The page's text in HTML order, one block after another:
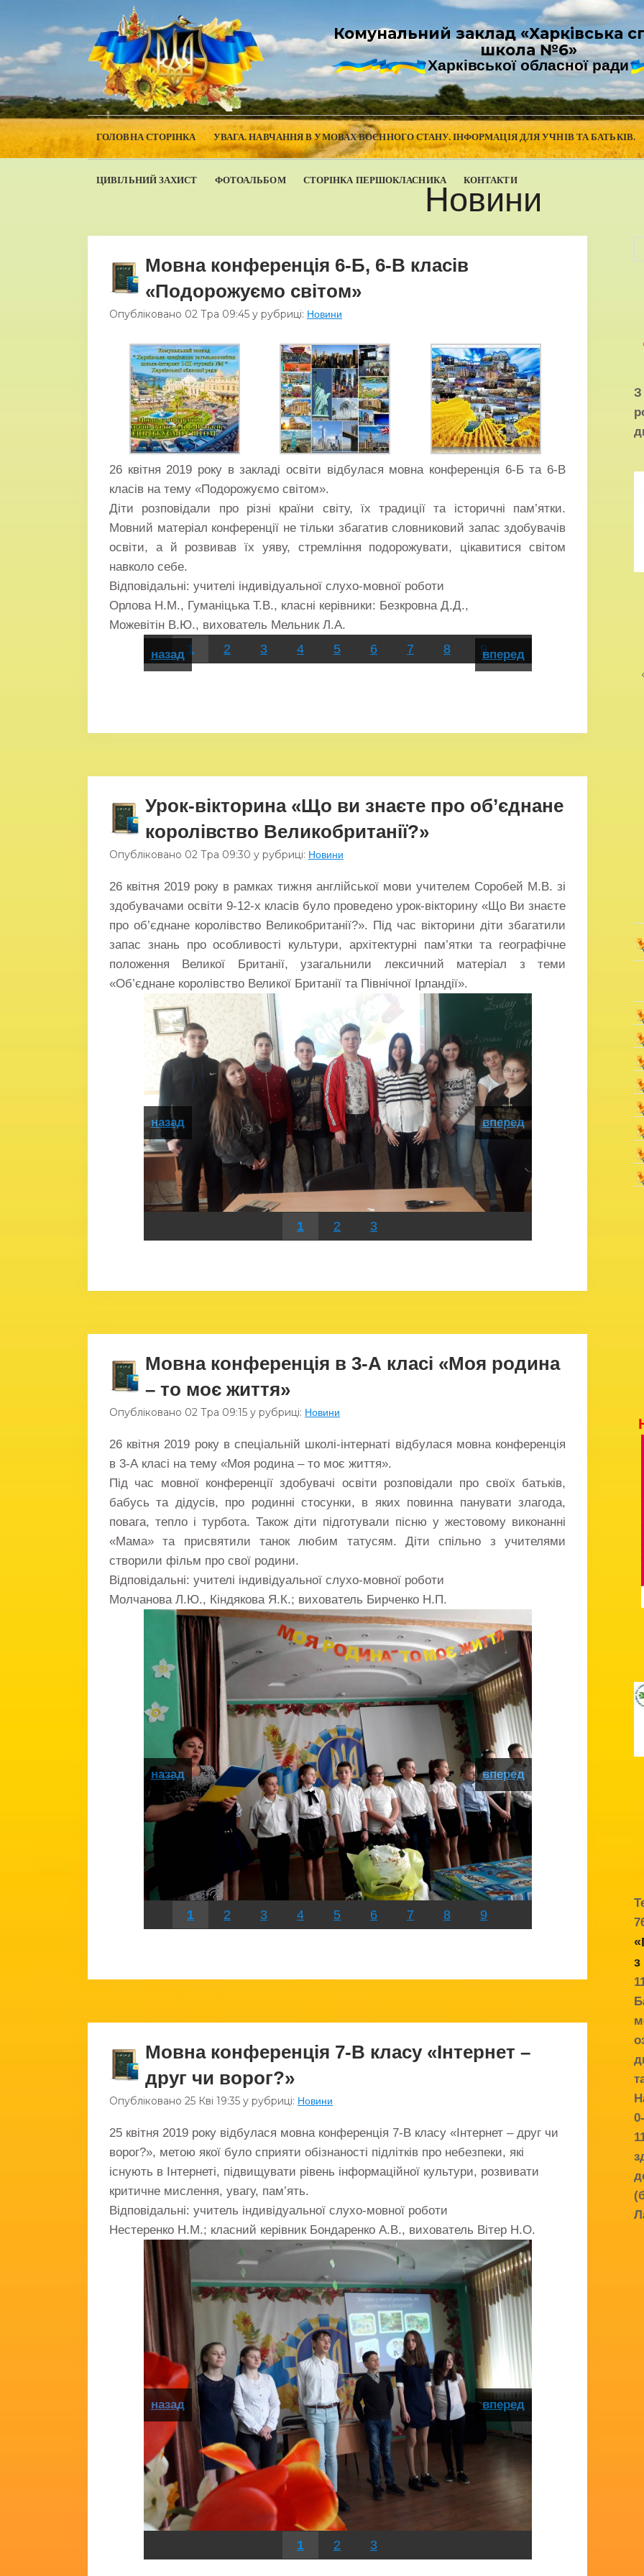
Комунальний заклад «Харківська
школа №6»
Харківської обласної ради
ГОЛОВНА СТОРІНКА УВАГА. НАВЧАННЯ В УМОВАХ ВОЄННОГО СТАНУ. ІНФОРМАЦІЯ ДЛЯ УЧНІВ ТА БАТЬКІВ.
ЦИВІЛЬНИЙ ЗАХИСТ ФОТОАЛЬБОМ СТОРІНКА ПЕРШОКЛАСНИКА КОНТАКТИ
Новини
Мовна конференція 6-Б, 6-В класів
«Подорожуємо світом»
Опубліковано 02 Тра 09:45 у рубриці: Новини
26 квітня 2019 року в закладі освіти відбулася мовна конференція 6-Б та 6-В
класів на тему «Подорожуємо світом».
Діти розповідали про різні країни світу, їх традиції та історичні пам’ятки.
Мовний матеріал конференції не тільки збагатив словниковий запас здобувачів
освіти, а й розвивав їх уяву, стремління подорожувати, цікавитися світом
навколо себе.
Відповідальні: учителі індивідуальної слухо-мовної роботи
Орлова Н.М., Гуманіцька Т.В., класні керівники: Безкровна Д.Д.,
Можевітін В.Ю., вихователь Мельник Л.А.
назад вперед
1 2 3 4 5 6 7 8 9
Урок-вікторина «Що ви знаєте про об’єднане
королівство Великобританії?»
Опубліковано 02 Тра 09:30 у рубриці: Новини
26 квітня 2019 року в рамках тижня англійської мови учителем Соробей М.В. зі
здобувачами освіти 9-12-х класів було проведено урок-вікторину «Що Ви знаєте
про об’єднане королівство Великобританії?». Під час вікторини діти збагатили
запас знань про особливості культури, архітектурні пам’ятки та географічне
положення Великої Британії, узагальнили лексичний матеріал з теми
«Об’єднане королівство Великої Британії та Північної Ірландії».
назад вперед
1 2 3
Мовна конференція в 3-А класі «Моя родина
– то моє життя»
Опубліковано 02 Тра 09:15 у рубриці: Новини
26 квітня 2019 року в спеціальній школі-інтернаті відбулася мовна конференція
в 3-А класі на тему «Моя родина – то моє життя».
Під час мовної конференції здобувачі освіти розповідали про своїх батьків,
бабусь та дідусів, про родинні стосунки, в яких повинна панувати злагода,
повага, тепло і турбота. Також діти підготували пісню у жестовому виконанні
«Мама» та присвятили танок любим татусям. Діти спільно з учителями
створили фільм про свої родини.
Відповідальні: учителі індивідуальної слухо-мовної роботи
Молчанова Л.Ю., Кіндякова Я.К.; вихователь Бирченко Н.П.
назад вперед
1 2 3 4 5 6 7 8 9
Мовна конференція 7-В класу «Інтернет –
друг чи ворог?»
Опубліковано 25 Кві 19:35 у рубриці: Новини
25 квітня 2019 року відбулася мовна конференція 7-В класу «Інтернет – друг чи
ворог?», метою якої було сприяти обізнаності підлітків про небезпеки, які
існують в Інтернеті, підвищувати рівень інформаційної культури, розвивати
критичне мислення, увагу, пам’ять.
Відповідальні: учитель індивідуальної слухо-мовної роботи
Нестеренко Н.М.; класний керівник Бондаренко А.В., вихователь Вітер Н.О.
назад вперед
1 2 3
З
з